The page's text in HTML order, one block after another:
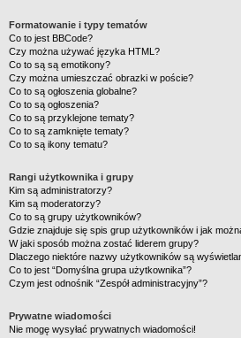
Formatowanie i typy tematów
Co to jest BBCode?
Czy można używać języka HTML?
Co to są są emotikony?
Czy można umieszczać obrazki w poście?
Co to są ogłoszenia globalne?
Co to są ogłoszenia?
Co to są przyklejone tematy?
Co to są zamknięte tematy?
Co to są ikony tematu?
Rangi użytkownika i grupy
Kim są administratorzy?
Kim są moderatorzy?
Co to są grupy użytkowników?
Gdzie znajduje się spis grup użytkowników i jak
W jaki sposób można zostać liderem grupy?
Dlaczego niektóre nazwy użytkowników są
Co to jest “Domyślna grupa użytkownika”?
Czym jest odnośnik “Zespół administracyjny”?
Prywatne wiadomości
Nie mogę wysyłać prywatnych wiadomości!